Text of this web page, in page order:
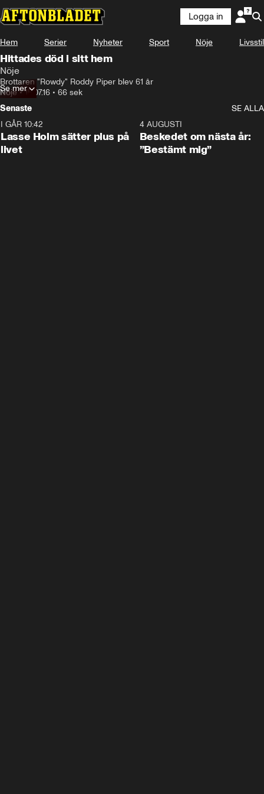
Logga in
Hem Serier Nyheter Sport Nöje Livsstil
Hittades död i sitt hem
Nöje
Brottaren "Rowdy" Roddy Piper blev 61 år
Nöje•15.07.16 • 66 sek
Se mer
Senaste
SE ALLA
I GÅR 10:42
Lasse Holm sätter plus på
livet
4 AUGUSTI
Beskedet om nästa år:
”Bestämt mig”